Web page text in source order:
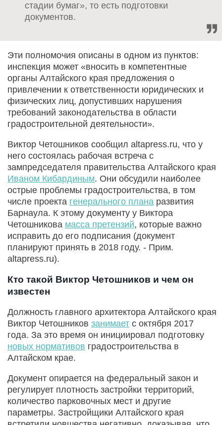
стадии бумаг», то есть подготовки
документов.
Эти полномочия описаны в одном из пунктов:
инспекция может «вносить в компетентные
органы Алтайского края предложения о
привлечении к ответственности юридических и
физических лиц, допустивших нарушения
требований законодательства в области
градостроительной деятельности».
Виктор Четошников сообщил altapress.ru, что у
него состоялась рабочая встреча с
зампредседателя правительства Алтайского края
Иваном Кибардиным. Они обсудили наиболее
острые проблемы градостроительства, в том
числе проекта генерального плана развития
Барнаула. К этому документу у Виктора
Четошникова масса претензий, которые важно
исправить до его подписания (документ
планируют принять в 2018 году. - Прим.
altapress.ru).
Кто такой Виктор Четошников и чем он
известен
Должность главного архитектора Алтайского края
Виктор Четошников занимает с октября 2017
года. За это время он инициировал подготовку
новых нормативов градостроительства в
Алтайском крае.
Документ опирается на федеральный закон и
регулирует плотность застройки территорий,
количество парковочных мест и другие
параметры. Застройщики Алтайского края